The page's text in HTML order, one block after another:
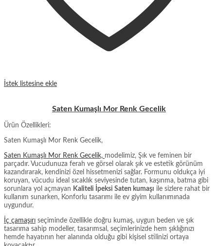
İstek listesine ekle
Saten Kumaşlı Mor Renk Gecelik
Ürün Özellikleri:
Saten Kumaşlı Mor Renk Gecelik,
Saten Kumaşlı Mor Renk Gecelik, modelimiz, Şık ve feminen bir
parçadır. Vucudunuza ferah ve görsel olarak şık ve estetik görünüm
kazandırarak, kendinizi özel hissetmenizi sağlar. Formunu oldukça iyi
koruyan, vücudu ideal sıcaklık seviyesinde tutan, kaşınma, batma gibi
sorunlara yol açmayan Kaliteli İpeksi Saten kumaşı ile sizlere rahat bir
kullanım sunarken, Konforlu tasarımı ile ev giyim kullanımınada
uygundur.
İç çamaşırı seçiminde özellikle doğru kumaş, uygun beden ve şık
tasarıma sahip modeller, tasarımsal, seçimlerinizde hem şıklığınızı
hemde hayatının her alanında olduğu gibi kişisel stilinizi ortaya